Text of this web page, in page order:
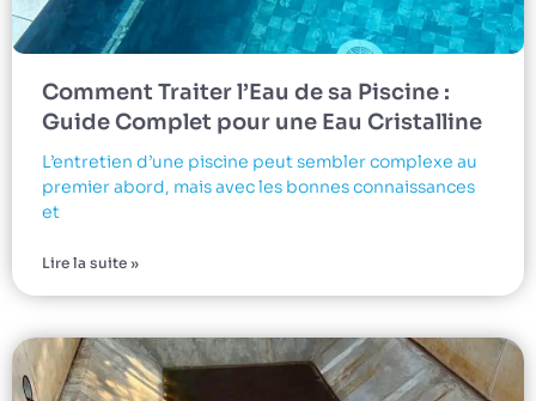
Comment Traiter l’Eau de sa Piscine :
Guide Complet pour une Eau Cristalline
L’entretien d’une piscine peut sembler complexe au
premier abord, mais avec les bonnes connaissances
et
Lire la suite »